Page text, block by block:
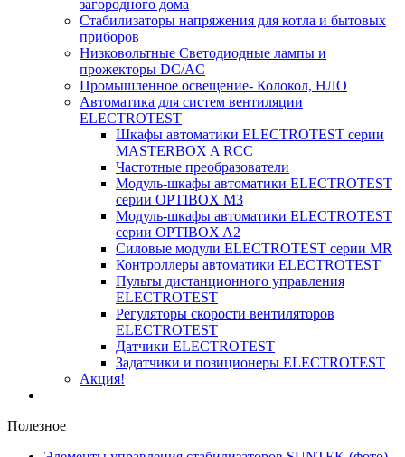
загородного дома
Стабилизаторы напряжения для котла и бытовых
приборов
Низковольтные Светодиодные лампы и
прожекторы DC/AC
Промышленное освещение- Колокол, НЛО
Автоматика для систем вентиляции
ELECTROTEST
Шкафы автоматики ELECTROTEST серии
MASTERBOX A RCC
Частотные преобразователи
Модуль-шкафы автоматики ELECTROTEST
серии OPTIBOX M3
Модуль-шкафы автоматики ELECTROTEST
серии OPTIBOX A2
Силовые модули ELECTROTEST серии MR
Контроллеры автоматики ELECTROTEST
Пульты дистанционного управления
ELECTROTEST
Регуляторы скорости вентиляторов
ELECTROTEST
Датчики ELECTROTEST
Задатчики и позиционеры ELECTROTEST
Акция!
Полезное